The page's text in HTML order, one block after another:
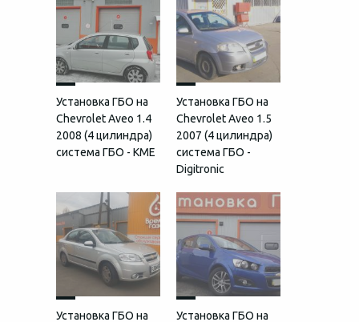
Установка ГБО на
Chevrolet Aveo 1.4
2008 (4 цилиндра)
система ГБО - KME
Установка ГБО на
Chevrolet Aveo 1.5
2007 (4 цилиндра)
система ГБО -
Digitronic
Установка ГБО на
Установка ГБО на